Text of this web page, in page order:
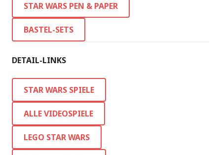
STAR WARS PEN & PAPER
BASTEL-SETS
DETAIL-LINKS
STAR WARS SPIELE
ALLE VIDEOSPIELE
LEGO STAR WARS